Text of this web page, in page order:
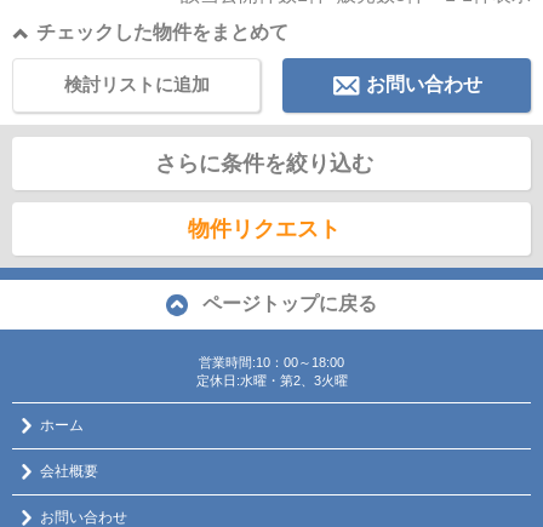
チェックした物件をまとめて
お問い合わせ
検討リストに追加
さらに条件を絞り込む
物件リクエスト
ページトップに戻る
営業時間:10：00～18:00
定休日:水曜・第2、3火曜
ホーム
会社概要
お問い合わせ